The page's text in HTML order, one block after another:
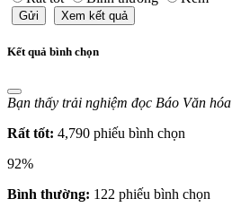
Gửi Xem kết quả
Kết quả bình chọn
Bạn thấy trải nghiệm đọc Báo Văn
Rất tốt: 4,790 phiếu bình chọn
92%
Bình thường: 122 phiếu bình chọn